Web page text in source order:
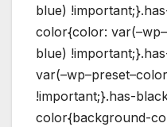
blue)
color{color:
blue)
!important;}.has-
color{background-